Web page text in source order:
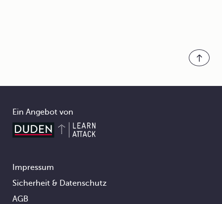
Ein Angebot von
Footer
Impressum
Sicherheit & Datenschutz
AGB